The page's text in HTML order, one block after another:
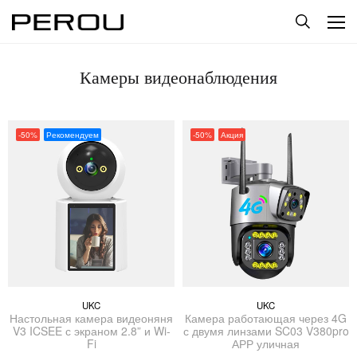
Камеры видеонаблюдения
-50% Рекомендуем
UKC
Настольная камера видеоняня
V3 ICSEE с экраном 2.8” и Wi-
Fi
-50% Акция
UKC
Камера работающая через 4G
с двумя линзами SC03 V380pro
АРР уличная